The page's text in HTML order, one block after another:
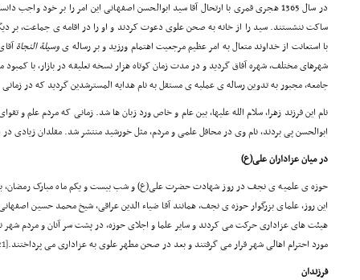
در سال 1365 هجری قمری با ارتحال آقا سید ابوالحسن اصفهانی این امر را بر خود
ساکت ننشستند. سید را از خانه به صحن علوی دعوت کردند و او را در اقامه ی جماعت، بر
با استعانت از خداوند متعال به امر عظیم مرجعیت اهتمام ورزید و بر رساله یوسیلةالنجاة
شهرهای مختلف، شهره آفاق گردید و در مدت زمان کوتاه هزار نسخه تعلیقه در بازار، با
جامعه، مجبور به تدوین رساله ی عملیه ی مستقل به نام هدایه المسترشدین گردید که در
نام این فرزند زهرا، سلام الله علیها، بین عام و خاص ورد زبان ها شد. زمانی که مردم علم و
ابوالحسن پی بردند، نام وی در محافل علمی و مردم، مثل خورشید منتشر شد. مقلدان زیادی در
در میان عزاداران علی(ع)
حوزه ی علمیه ی نجف در روز شهادت حضرت علی(ع) و شب بیست و یکم ماه مبارک رمضان،
این روز، علمای بزرگوار حوزه ی نجف، همانند آقا ضیاء الدین عراقی، شیخ محمد حسین
هیئت های عزاداری حرکت می کردند و سایر علما و اجلای حوزه، در پشت سر آنان و مردم
مورد احترام اهالی شهر قرار می گرفتند و بعد در صحن مطهر علوی به عزاداری می پرداختند.[21]
فرزندان